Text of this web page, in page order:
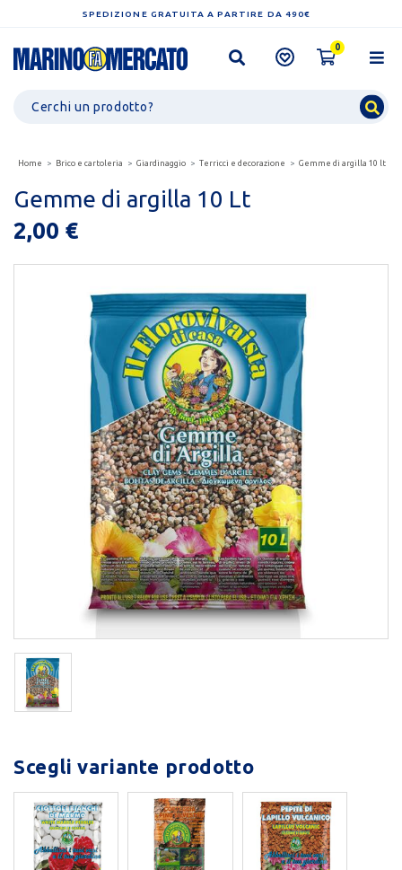
SPEDIZIONE GRATUITA A PARTIRE DA 490€
0
Home Brico e cartoleria Giardinaggio Terricci e decorazione Gemme di argilla 10 lt
Gemme di argilla 10 Lt
2,00 €
Scegli variante prodotto